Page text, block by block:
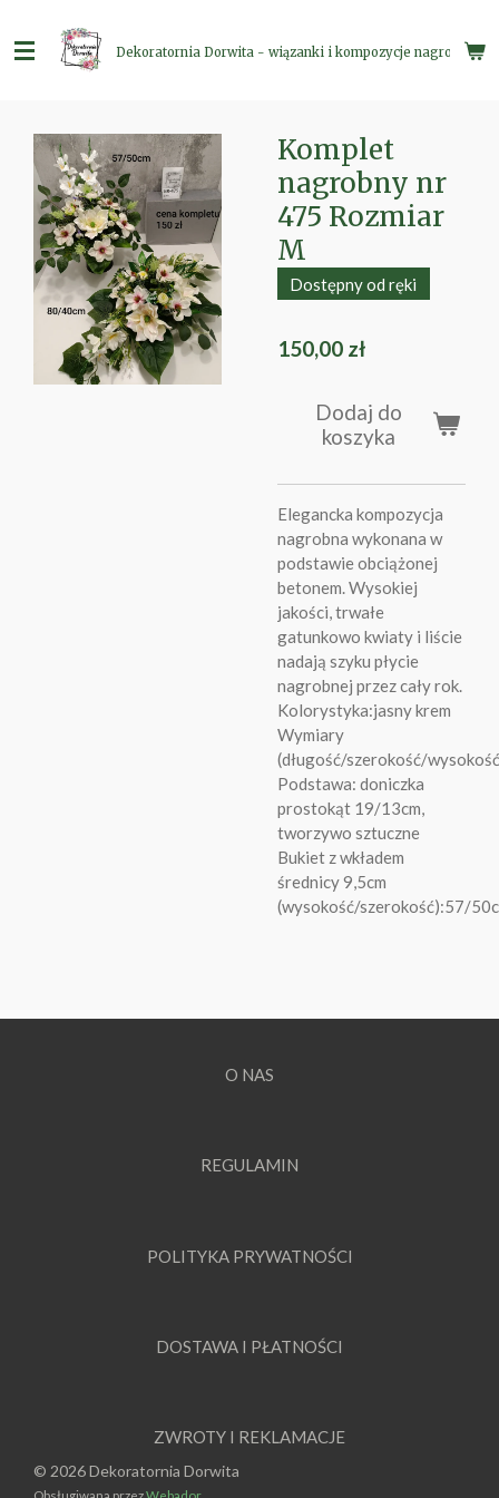
do
głównej
Dekoratornia Dorwita - wiązanki i kompozycje nagrobne
Komplet
nagrobny nr
475 Rozmiar
M
Dostępny od ręki
150,00 zł
Dodaj do
koszyka
Elegancka kompozycja
nagrobna wykonana w
podstawie obciążonej
betonem. Wysokiej
jakości, trwałe
gatunkowo kwiaty i liście
nadają szyku płycie
nagrobnej przez cały rok.
Kolorystyka:jasny krem
Wymiary
(długość/szerokość/
Podstawa: doniczka
prostokąt 19/13cm,
tworzywo sztuczne
Bukiet z wkładem
średnicy 9,5cm
(wysokość/szerokość):57/
O NAS
REGULAMIN
POLITYKA PRYWATNOŚCI
DOSTAWA I PŁATNOŚCI
ZWROTY I REKLAMACJE
© 2026 Dekoratornia Dorwita
Obsługiwana przezWebador